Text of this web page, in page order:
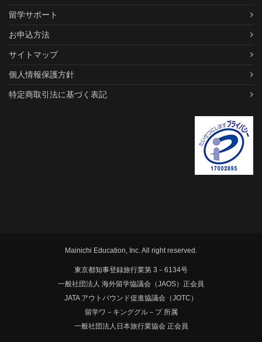
留学サポート
お申込方法
サイトマップ
個人情報保護方針
特定商取引法に基づく表記
Mainichi Education, Inc. All right reserved.
東京都知事登録旅行業第 3－6134号
一般社団法人 海外留学協議会（JAOS）正会員
JATA アウトバウンド促進協議会（JOTC）
留学ワ－キンググル－プ 所属
一般社団法人日本旅行業協会 正会員